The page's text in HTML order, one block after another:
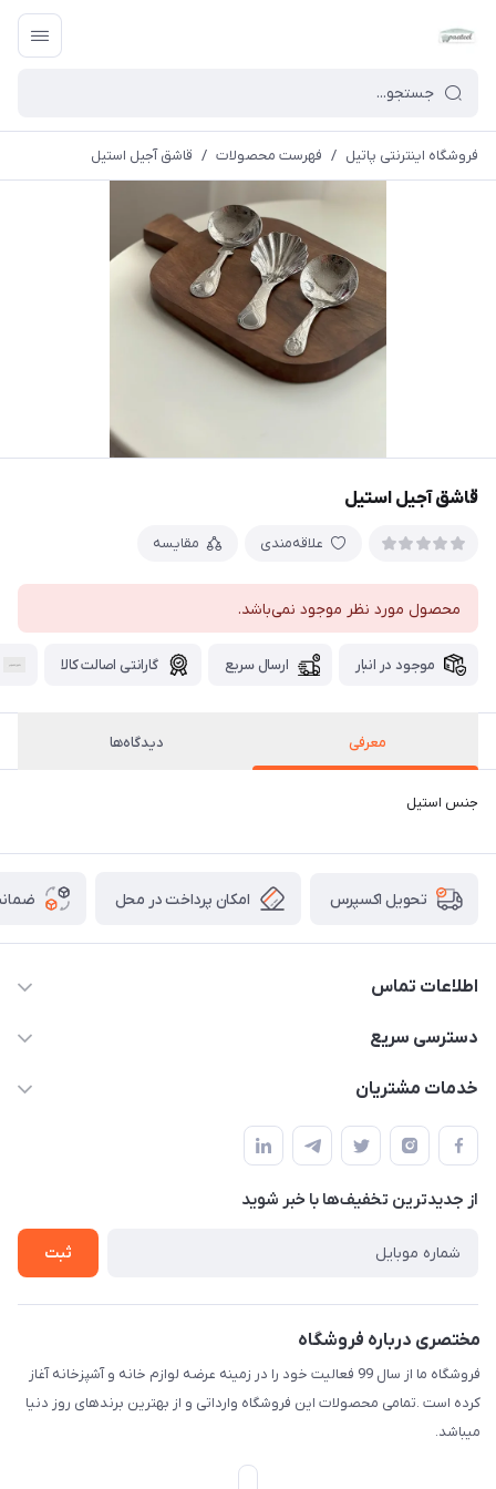
فروشگاه اینترنتی پاتیل / فهرست محصولات / قاشق آجیل استیل
قاشق آجیل استیل
علاقه‌مندی مقایسه
محصول مورد نظر موجود نمی‌باشد.
موجود در انبار ارسال سریع گارانتی اصالت کالا
معرفی دیدگاه‌ها
جنس استیل
تحویل اکسپرس امکان پرداخت در محل
اطلاعات تماس
09165044753
دسترسی سریع
حساب کاربری
لیست محصولات
درباره ما
خدمات مشتریان
قوانین و مقررات
حریم خصوصی
راهنما
از جدید‌ترین تخفیف‌ها با‌ خبر شوید
ثبت
مختصری درباره فروشگاه
فروشگاه ما از سال 99 فعالیت خود را در زمینه عرضه لوازم خانه و آشپزخانه آغاز
کرده است .تمامی محصولات این فروشگاه وارداتی و از بهترین برندهای روز دنیا
میباشد.